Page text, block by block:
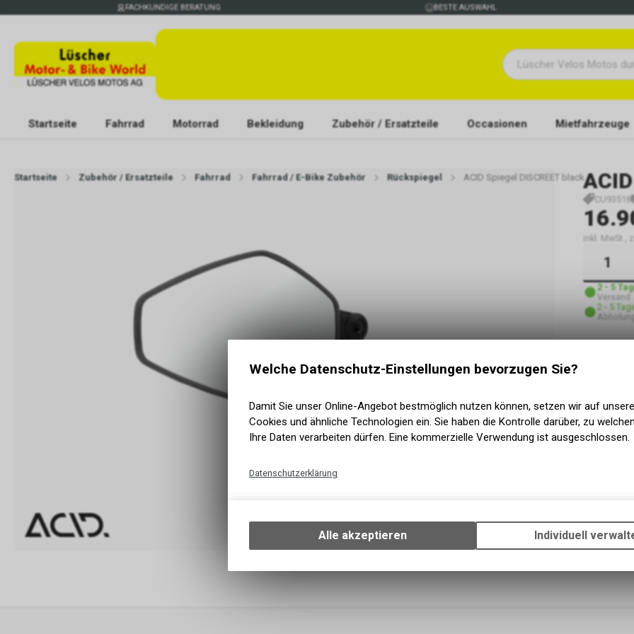
FACHKUNDIGE BERATUNG BESTE AUSWAHL
Startseite Fahrrad Motorrad Bekleidung Zubehör / Ersatzteile Occasionen Mietfahrzeuge
Startseite Zubehör / Ersatzteile Fahrrad Fahrrad / E-Bike Zubehör Rückspiegel ACID Spiegel DISCREET blackACID
CU93518
inkl. MwSt.,
2 - 5
Versand
2 - 5
Welche Datenschutz-Einstellungen bevorzugen Sie?
Damit Sie unser Online-Angebot bestmöglich nutzen können, setzen wir auf
Cookies und ähnliche Technologien ein. Sie haben die Kontrolle darüber, zu
Ihre Daten verarbeiten dürfen. Eine kommerzielle Verwendung ist ausgeschlossen.
Datenschutzerklärung
Ihrem Gerät, um die grundlegenden Funktionen unseres Online-
Verwendung des Warenkorbs, zu ermöglichen. Bitte beachten Sie,
zulassen.
Alle akzeptieren Individuell